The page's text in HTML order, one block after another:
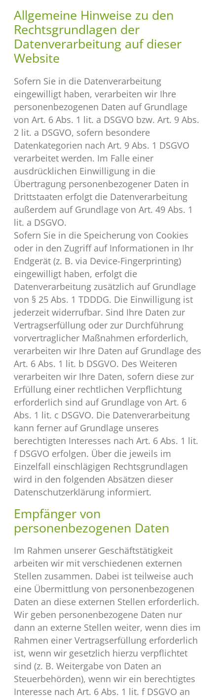
Allgemeine Hinweise zu den
Rechtsgrundlagen der
Datenverarbeitung auf dieser
Website
Sofern Sie in die Datenverarbeitung
eingewilligt haben, verarbeiten wir Ihre
personenbezogenen Daten auf Grundlage
von Art. 6 Abs. 1 lit. a DSGVO bzw. Art. 9 Abs.
2 lit. a DSGVO, sofern besondere
Datenkategorien nach Art. 9 Abs. 1 DSGVO
verarbeitet werden. Im Falle einer
ausdrücklichen Einwilligung in die
Übertragung personenbezogener Daten in
Drittstaaten erfolgt die Datenverarbeitung
außerdem auf Grundlage von Art. 49 Abs. 1
lit. a DSGVO.
Sofern Sie in die Speicherung von Cookies
oder in den Zugriff auf Informationen in Ihr
Endgerät (z. B. via Device-Fingerprinting)
eingewilligt haben, erfolgt die
Datenverarbeitung zusätzlich auf Grundlage
von § 25 Abs. 1 TDDDG. Die Einwilligung ist
jederzeit widerrufbar. Sind Ihre Daten zur
Vertragserfüllung oder zur Durchführung
vorvertraglicher Maßnahmen erforderlich,
verarbeiten wir Ihre Daten auf Grundlage des
Art. 6 Abs. 1 lit. b DSGVO. Des Weiteren
verarbeiten wir Ihre Daten, sofern diese zur
Erfüllung einer rechtlichen Verpflichtung
erforderlich sind auf Grundlage von Art. 6
Abs. 1 lit. c DSGVO. Die Datenverarbeitung
kann ferner auf Grundlage unseres
berechtigten Interesses nach Art. 6 Abs. 1 lit.
f DSGVO erfolgen. Über die jeweils im
Einzelfall einschlägigen Rechtsgrundlagen
wird in den folgenden Absätzen dieser
Datenschutzerklärung informiert.
Empfänger von
personenbezogenen Daten
Im Rahmen unserer Geschäftstätigkeit
arbeiten wir mit verschiedenen externen
Stellen zusammen. Dabei ist teilweise auch
eine Übermittlung von personenbezogenen
Daten an diese externen Stellen erforderlich.
Wir geben personenbezogene Daten nur
dann an externe Stellen weiter, wenn dies im
Rahmen einer Vertragserfüllung erforderlich
ist, wenn wir gesetzlich hierzu verpflichtet
sind (z. B. Weitergabe von Daten an
Steuerbehörden), wenn wir ein berechtigtes
Interesse nach Art. 6 Abs. 1 lit. f DSGVO an